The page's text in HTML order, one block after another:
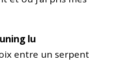
lu
entre un serpent